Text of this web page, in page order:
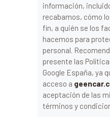
información,
recabamos, cómo
fin, a quién se los
hacemos para
personal.
presente las
Google España, ya
acceso a
aceptación de las
términos y